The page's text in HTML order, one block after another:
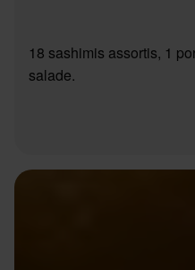
18 sashimis assortis, 1
salade.